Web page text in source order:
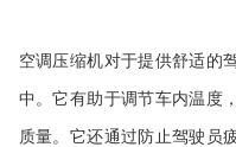
空调压缩机对于提供舒适的
中。它有助于调节车内温度
质量。它还通过防止驾驶员